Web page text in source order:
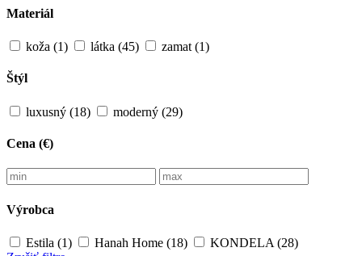
Materiál
koža (1) látka (45) zamat (1)
Štýl
luxusný (18) moderný (29)
Cena (€)
Výrobca
Estila (1) Hanah Home (18)
KONDELA (28)